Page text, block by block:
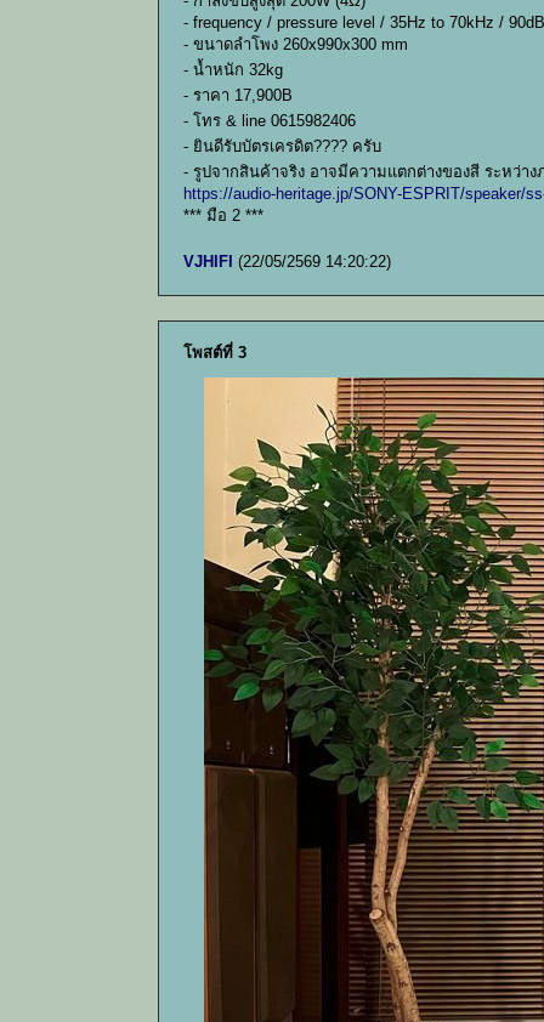
- frequency / pressure level / 35Hz to 70kHz /
- ขนาดลำโพง 260x990x300 mm
- น้ำหนัก 32kg
- ราคา 17,900B
- โทร & line 0615982406
- ยินดีรับบัตรเครดิต???? ครับ
- รูปจากสินค้าจริง อาจมีความแตกต่างของสี ระหว่า
https://audio-heritage.jp/SONY-ESPRIT/speaker/
*** มือ 2 ***
VJHIFI (22/05/2569 14:20:22)
โพสต์ที่ 3